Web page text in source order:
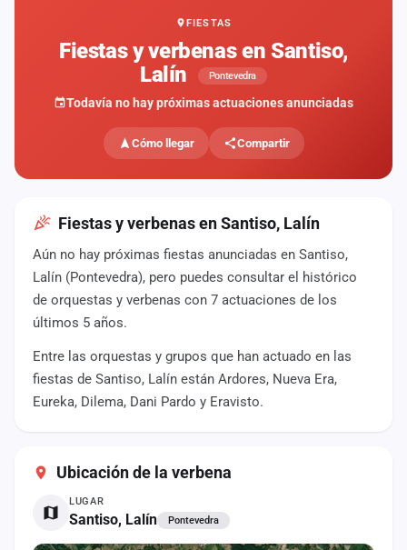
FIESTAS
Fiestas y verbenas en Santiso,
Lalín
Pontevedra
Todavía no hay próximas actuaciones anunciadas
Cómo llegar Compartir
Fiestas y verbenas en Santiso, Lalín
Aún no hay próximas fiestas anunciadas en Santiso,
Lalín (Pontevedra), pero puedes consultar el histórico
de orquestas y verbenas con 7 actuaciones de los
últimos 5 años.
Entre las orquestas y grupos que han actuado en las
fiestas de Santiso, Lalín están Ardores, Nueva Era,
Eureka, Dilema, Dani Pardo y Eravisto.
Ubicación de la verbena
LUGAR
Santiso, Lalín Pontevedra
Componentes
Agencias
Rankings
Vídeos
Anuncios
Iniciar
sesión
Crear
Contacto